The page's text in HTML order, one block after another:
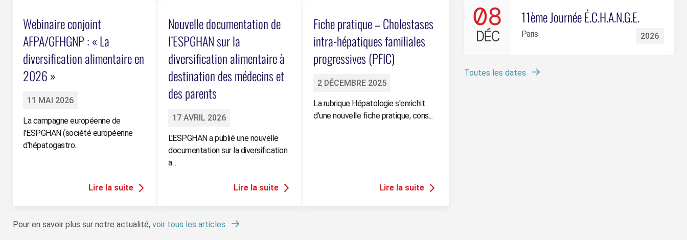
Webinaire conjoint
AFPA/GFHGNP : « La
diversification alimentaire en
2026 »
11 MAI 2026
La campagne européenne de
l’ESPGHAN (société européenne
d’hépatogastro...
Nouvelle documentation de
l’ESPGHAN sur la
diversification alimentaire à
destination des médecins et
des parents
17 AVRIL 2026
L'ESPGHAN a publié une nouvelle
documentation sur la diversification
a...
Fiche pratique – Cholestases
intra-hépatiques familiales
progressives (PFIC)
2 DÉCEMBRE 2025
La rubrique Hépatologie s'enrichit
d'une nouvelle fiche pratique, cons...
Pour en savoir plus sur notre actualité, voir tous les articles
08
DÉC
11ème Journée É.C.H.A.N.G.E.
Paris 2026
Toutes les dates